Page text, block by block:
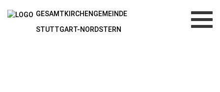
GESAMTKIRCHENGEMEINDE
STUTTGART-NORDSTERN